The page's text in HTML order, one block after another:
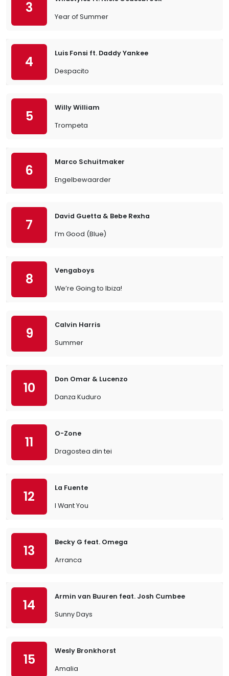
3
Year of Summer
4
Luis Fonsi ft. Daddy Yankee
Despacito
5
Willy William
Trompeta
6
Marco Schuitmaker
Engelbewaarder
7
David Guetta & Bebe Rexha
I’m Good (Blue)
8
Vengaboys
We’re Going to Ibiza!
9
Calvin Harris
Summer
10
Don Omar & Lucenzo
Danza Kuduro
11
O-Zone
Dragostea din tei
12
La Fuente
I Want You
13
Becky G feat. Omega
Arranca
14
Armin van Buuren feat. Josh Cumbee
Sunny Days
15
Wesly Bronkhorst
Amalia